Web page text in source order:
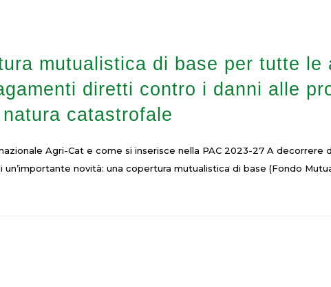
mutualistica di base per tutte le
diretti contro i danni alle
catastrofale
Agri-Cat e come si inserisce nella PAC 2023-27 A decorrere
novità: una copertura mutualistica di base (Fondo